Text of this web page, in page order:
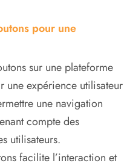
pour une
sur une plateforme
une expérience utilisateur
une navigation
compte des
utilisateurs.
facilite l’interaction et